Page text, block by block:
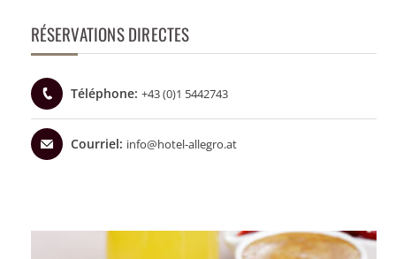
RÉSERVATIONS DIRECTES
Téléphone: +43 (0)1 5442743
Courriel: info@hotel-allegro.at